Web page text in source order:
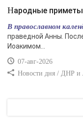
Народные
В православном
праведной Анны.
Иоакимом...
07-авг-2026
Новости дня / ДНР и